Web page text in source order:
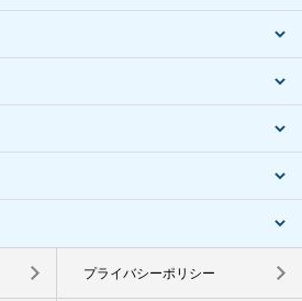
プライバシーポリシー